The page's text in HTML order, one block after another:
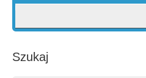
Szukaj